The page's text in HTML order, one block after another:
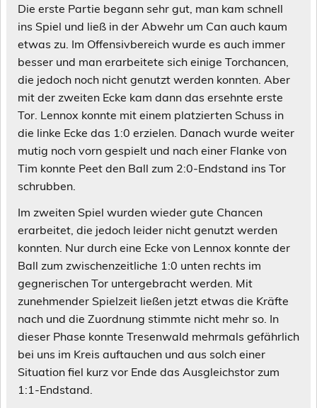
Die erste Partie begann sehr gut, man kam schnell
ins Spiel und ließ in der Abwehr um Can auch kaum
etwas zu. Im Offensivbereich wurde es auch immer
besser und man erarbeitete sich einige Torchancen,
die jedoch noch nicht genutzt werden konnten. Aber
mit der zweiten Ecke kam dann das ersehnte erste
Tor. Lennox konnte mit einem platzierten Schuss in
die linke Ecke das 1:0 erzielen. Danach wurde weiter
mutig noch vorn gespielt und nach einer Flanke von
Tim konnte Peet den Ball zum 2:0-Endstand ins Tor
schrubben.
Im zweiten Spiel wurden wieder gute Chancen
erarbeitet, die jedoch leider nicht genutzt werden
konnten. Nur durch eine Ecke von Lennox konnte der
Ball zum zwischenzeitliche 1:0 unten rechts im
gegnerischen Tor untergebracht werden. Mit
zunehmender Spielzeit ließen jetzt etwas die Kräfte
nach und die Zuordnung stimmte nicht mehr so. In
dieser Phase konnte Tresenwald mehrmals gefährlich
bei uns im Kreis auftauchen und aus solch einer
Situation fiel kurz vor Ende das Ausgleichstor zum
1:1-Endstand.